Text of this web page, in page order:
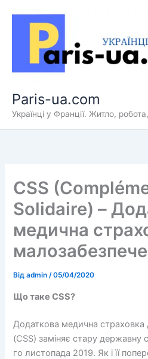
Paris-ua.com
Українці у Франції. Житло,
CSS
Solidaire) –
медична
Відadmin/05/04/2020
Що таке CSS?
Додаткова медична страховка
(CSS) заміняє стару державну
го листопада 2019. Як і її